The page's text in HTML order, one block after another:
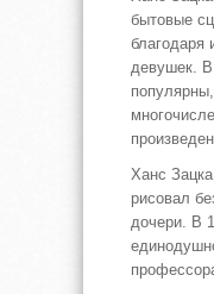
бытовые
девушек.
Ханс
рисовал
дочери. В